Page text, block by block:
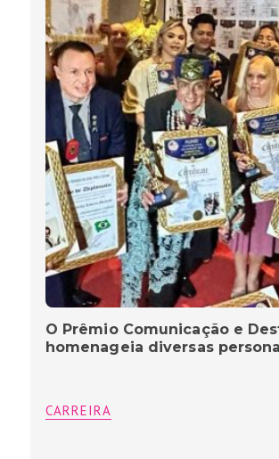
O Prêmio Comunicação e
homenageia diversas
CARREIRA